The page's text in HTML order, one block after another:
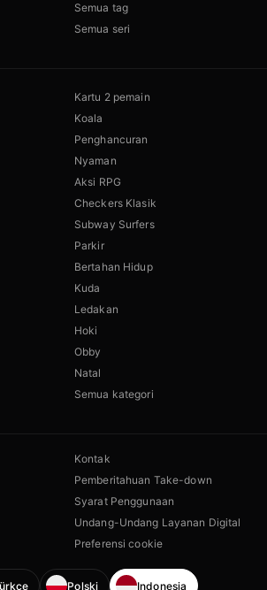
Semua tag
Semua seri
Kartu 2 pemain
Koala
Penghancuran
Nyaman
Aksi RPG
Checkers Klasik
Subway Surfers
Parkir
Bertahan Hidup
Kuda
Ledakan
Hoki
Obby
Natal
Semua kategori
Kontak
Pemberitahuan Take-down
Syarat Penggunaan
Undang-Undang Layanan Digital
Preferensi cookie
Polski Indonesia